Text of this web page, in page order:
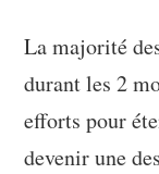
La majorité
durant les 2
efforts pour
devenir une